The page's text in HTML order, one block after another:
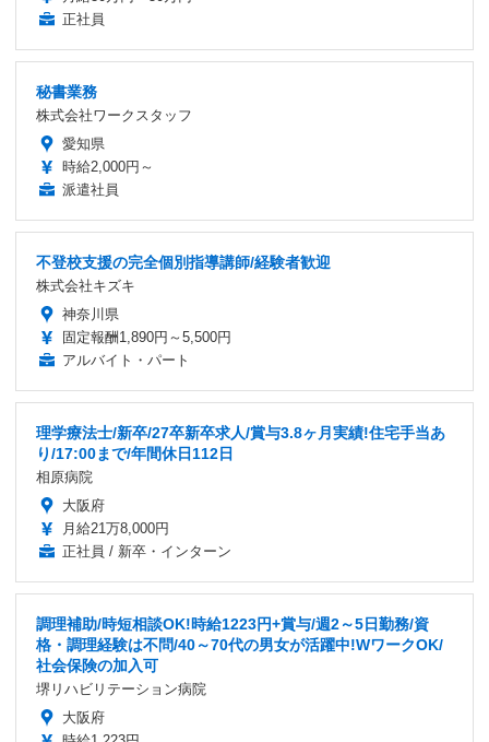
正社員
秘書業務
株式会社ワークスタッフ
愛知県
時給2,000円～
派遣社員
不登校支援の完全個別指導講師/経験者歓迎
株式会社キズキ
神奈川県
固定報酬1,890円～5,500円
アルバイト・パート
理学療法士/新卒/27卒新卒求人/賞与3.8ヶ月実績!住宅手当あ
り/17:00まで/年間休日112日
相原病院
大阪府
月給21万8,000円
正社員 / 新卒・インターン
調理補助/時短相談OK!時給1223円+賞与/週2～5日勤務/資
格・調理経験は不問/40～70代の男女が活躍中!WワークOK/
社会保険の加入可
堺リハビリテーション病院
大阪府